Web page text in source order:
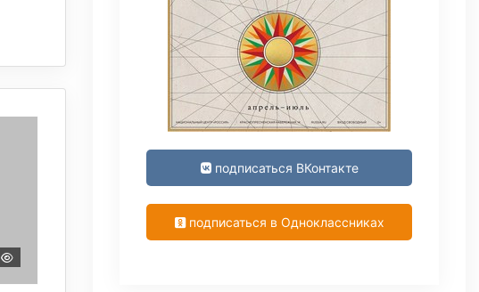
подписаться ВКонтакте
подписаться в Одноклассниках